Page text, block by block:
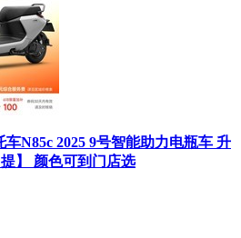
N85c 2025 9号智能助力电瓶车 升
】 颜色可到门店选